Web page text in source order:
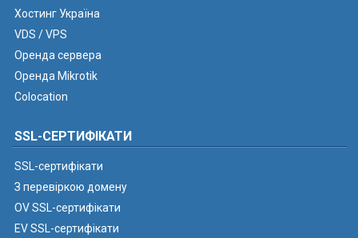
Хостинг Україна
VDS / VPS
Оренда сервера
Оренда Mikrotik
Colocation
SSL-СЕРТИФІКАТИ
SSL-сертифікати
З перевіркою домену
OV SSL-сертифікати
EV SSL-сертифікати